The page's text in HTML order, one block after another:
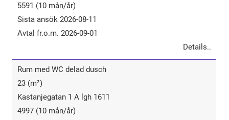
5591 (10 mån/år)
Sista ansök 2026-08-11
Avtal fr.o.m. 2026-09-01
Details..
Rum​ ​med​ ​WC​ ​delad ​dusch
23 (m²)
Kastanjegatan 1 A lgh 1611
4997 (10 mån/år)